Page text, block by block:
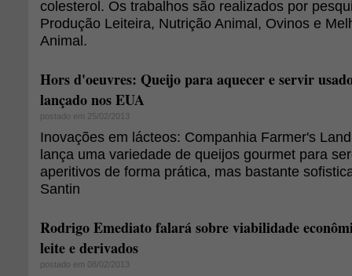
colesterol. Os trabalhos são realizados por
Produção Leiteira, Nutrição Animal, Ovinos e
Animal.
Hors d'oeuvres: Queijo para aquecer e servir
lançado nos EUA
postado em 25/02/2013
Inovações em lácteos: Companhia Farmer's
lança uma variedade de queijos gourmet para
aperitivos de forma prática, mas bastante
Santin
Rodrigo Emediato falará sobre viabilidade
leite e derivados
postado em 08/02/2013